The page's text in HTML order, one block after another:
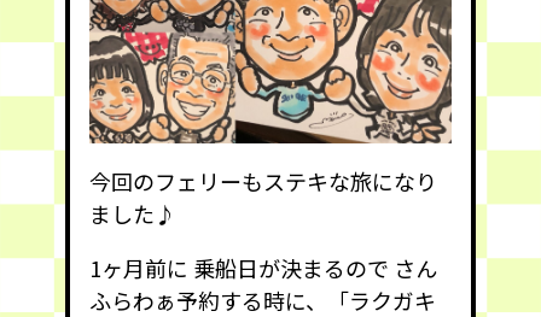
今回のフェリーもステキな旅になり
ました♪
1ヶ月前に 乗船日が決まるので さん
ふらわぁ予約する時に、「ラクガキ